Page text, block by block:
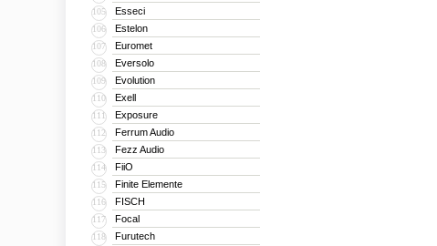
105 Esseci
106 Estelon
107 Euromet
108 Eversolo
109 Evolution
110 Exell
111 Exposure
112 Ferrum Audio
113 Fezz Audio
114 FiiO
115 Finite Elemente
116 FISCH
117 Focal
118 Furutech